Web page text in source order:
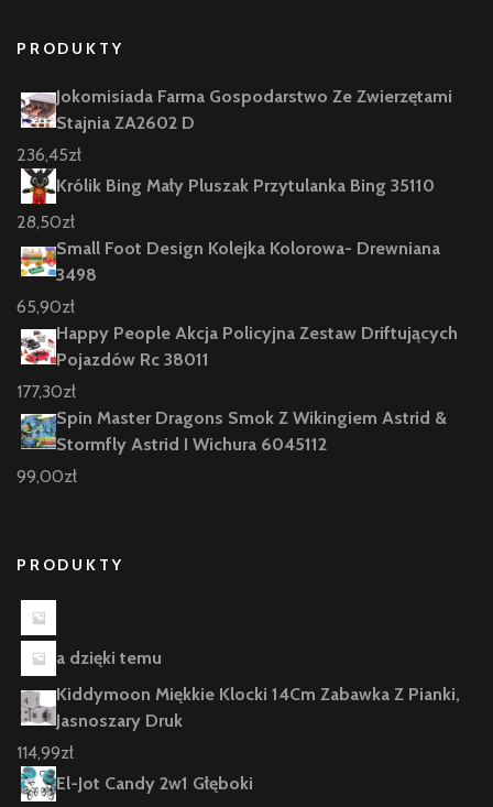
PRODUKTY
Jokomisiada Farma Gospodarstwo Ze Zwierzętami
Stajnia ZA2602 D
236,45zł
Królik Bing Mały Pluszak Przytulanka Bing 35110
28,50zł
Small Foot Design Kolejka Kolorowa- Drewniana
3498
65,90zł
Happy People Akcja Policyjna Zestaw Driftujących
Pojazdów Rc 38011
177,30zł
Spin Master Dragons Smok Z Wikingiem Astrid &
Stormfly Astrid I Wichura 6045112
99,00zł
PRODUKTY
a dzięki temu
Kiddymoon Miękkie Klocki 14Cm Zabawka Z Pianki,
Jasnoszary Druk
114,99zł
El-Jot Candy 2w1 Głęboki